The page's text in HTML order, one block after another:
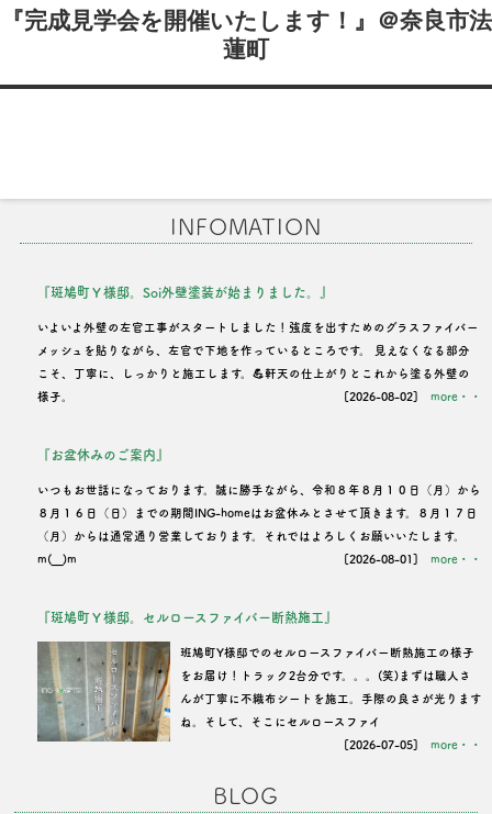
稿
ビ
シ
『完成見学会を開催いたします！』＠奈良市法
蓮町
INFOMATION
『斑鳩町Ｙ様邸。Soi外壁塗装が始まりました。』
いよいよ外壁の左官工事がスタートしました！強度を出すためのグラスファイバー
メッシュを貼りながら、左官で下地を作っているところです。 見えなくなる部分
こそ、丁寧に、しっかりと施工します。💪軒天の仕上がりとこれから塗る外壁の
様子。 [2026-08-02] more・・
『お盆休みのご案内』
いつもお世話になっております。誠に勝手ながら、令和８年８月１０日（月）から
８月１６日（日）までの期間ING-homeはお盆休みとさせて頂きます。８月１７日
（月）からは通常通り営業しております。それではよろしくお願いいたします。
m(__)m [2026-08-01] more・・
『斑鳩町Ｙ様邸。セルロースファイバー断熱施工』
班鳩町Y様邸でのセルロースファイバー断熱施工の様子
をお届け！トラック2台分です。。。(笑)まずは職人さ
んが丁寧に不織布シートを施工。手際の良さが光ります
ね。そして、そこにセルロースファイ
[2026-07-05] more・・
BLOG